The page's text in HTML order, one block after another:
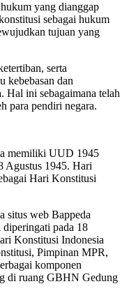
yang dianggap
sebagai hukum
tujuan yang
serta
kebebasan dan
Hal ini sebagaimana telah
para pendiri negara.
memiliki UUD 1945
Agustus 1945. Hari
Hari Konstitusi
situs web Bappeda
pada 18
Konstitusi Indonesia
Pimpinan MPR,
komponen
di ruang GBHN Gedung